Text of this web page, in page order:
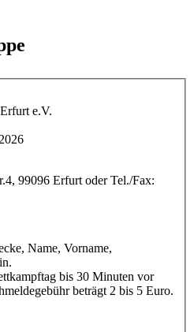
e.V.
99096 Erfurt oder Tel./Fax:
Name, Vorname,
bis 30 Minuten vor
beträgt 2 bis 5 Euro.